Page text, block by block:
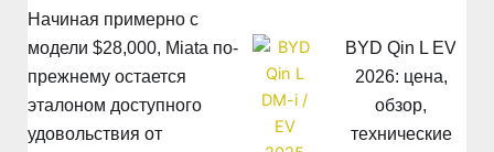
Начиная примерно с
модели $28,000, Miata по-
прежнему остается
эталоном доступного
удовольствия от
BYD Qin L EV
2026: цена,
обзор,
технические